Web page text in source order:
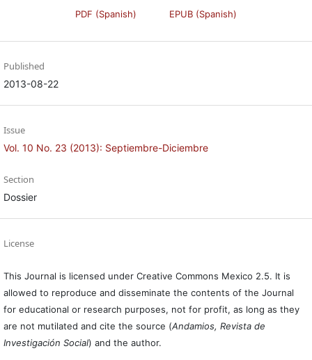
PDF (Spanish) EPUB (Spanish)
Published
2013-08-22
Issue
Vol. 10 No. 23 (2013): Septiembre-Diciembre
Section
Dossier
License
This Journal is licensed under Creative Commons Mexico 2.5. It is
allowed to reproduce and disseminate the contents of the Journal
for educational or research purposes, not for profit, as long as they
are not mutilated and cite the source (Andamios, Revista de
Investigación Social) and the author.